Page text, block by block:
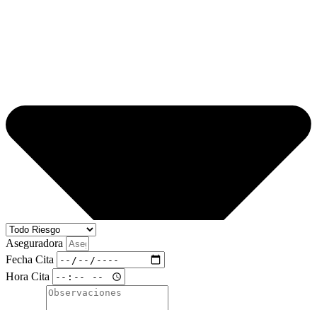
Aseguradora
Fecha Cita
Hora Cita